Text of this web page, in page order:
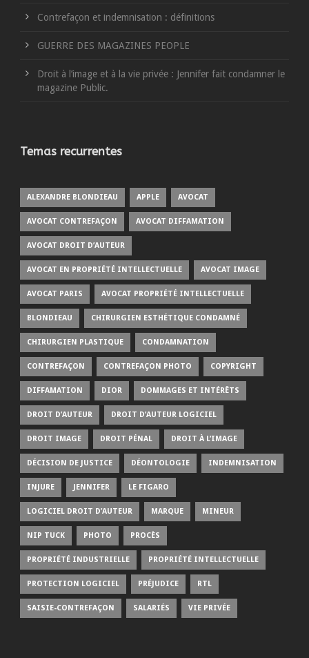
Contrefaçon et indemnisation : définitions
GUERRE DES MAGAZINES PEOPLE
Droit à l’image et à la vie privée : Jennifer fait condamner le
magazine Public.
Temas recurrentes
ALEXANDRE BLONDIEAU APPLE AVOCAT
AVOCAT CONTREFAÇON AVOCAT DIFFAMATION
AVOCAT DROIT D’AUTEUR
AVOCAT EN PROPRIÉTÉ INTELLECTUELLE AVOCAT IMAGE
AVOCAT PARIS AVOCAT PROPRIÉTÉ INTELLECTUELLE
BLONDIEAU CHIRURGIEN ESTHÉTIQUE CONDAMNÉ
CHIRURGIEN PLASTIQUE CONDAMNATION
CONTREFAÇON CONTREFAÇON PHOTO COPYRIGHT
DIFFAMATION DIOR DOMMAGES ET INTÉRÊTS
DROIT D’AUTEUR DROIT D’AUTEUR LOGICIEL
DROIT IMAGE DROIT PÉNAL DROIT À L’IMAGE
DÉCISION DE JUSTICE DÉONTOLOGIE INDEMNISATION
INJURE JENNIFER LE FIGARO
LOGICIEL DROIT D’AUTEUR MARQUE MINEUR
NIP TUCK PHOTO PROCÈS
PROPRIÉTÉ INDUSTRIELLE PROPRIÉTÉ INTELLECTUELLE
PROTECTION LOGICIEL PRÉJUDICE RTL
SAISIE-CONTREFAÇON SALARIÉS VIE PRIVÉE